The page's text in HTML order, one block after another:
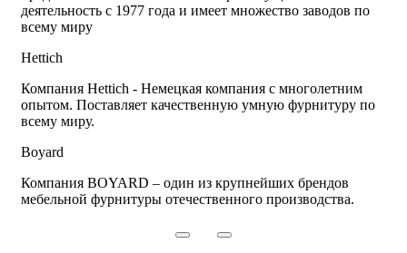
деятельность с 1977 года и имеет множество заводов по
всему миру
Hettich
Компания Hettich - Немецкая компания с многолетним
опытом. Поставляет качественную умную фурнитуру по
всему миру.
Boyard
Компания BOYARD – один из крупнейших брендов
мебельной фурнитуры отечественного производства.